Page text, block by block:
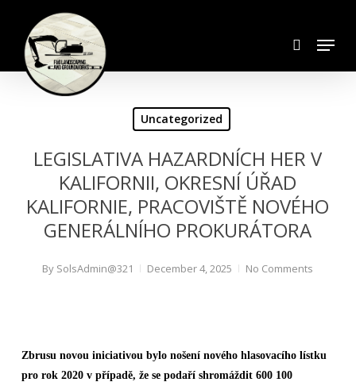
main
content
Menu
Uncategorized
LEGISLATIVA HAZARDNÍCH HER V
KALIFORNII, OKRESNÍ ÚŘAD
KALIFORNIE, PRACOVIŠTĚ NOVÉHO
GENERÁLNÍHO PROKURÁTORA
By SolsAdmin@321 December 4, 2025 No Comments
Zbrusu novou iniciativou bylo nošení nového hlasovacího lístku
pro rok 2020 v případě, že se podaří shromáždit 600 100
Close
Menu